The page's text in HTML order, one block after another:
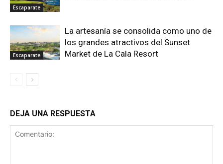
Escaparate
Escaparate
La artesanía se consolida como uno de
los grandes atractivos del Sunset
Market de La Cala Resort
DEJA UNA RESPUESTA